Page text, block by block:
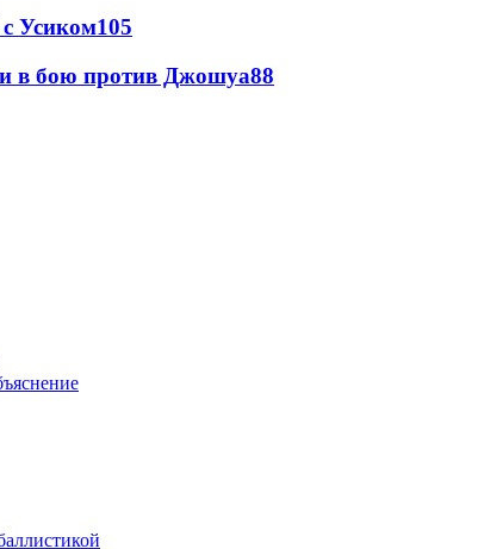
с Усиком105
в бою против Джошуа88